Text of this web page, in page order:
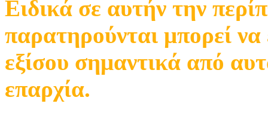
Ειδικά σε αυτήν την
παρατηρούνται μπορεί να
εξίσου σημαντικά από
επαρχία.